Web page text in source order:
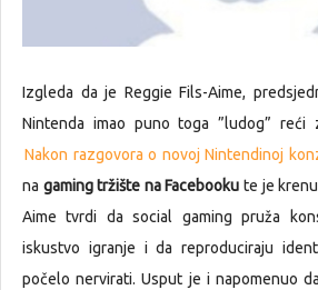
Izgleda da je Reggie Fils-Aime,
Nintenda imao puno toga ”ludog” reći
Nakon razgovora o novoj Nintendinoj
na gaming tržište na Facebooku te je
Aime tvrdi da social gaming pruža
iskustvo igranje i da reproduciraju
počelo nervirati. Usput je i napomenuo